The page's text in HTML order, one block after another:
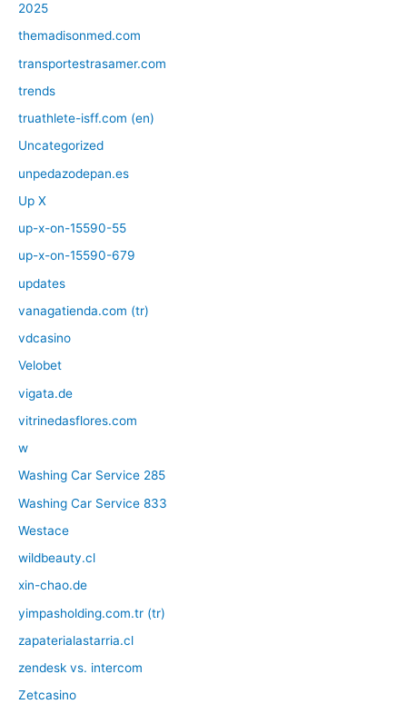
2025
themadisonmed.com
transportestrasamer.com
trends
truathlete-isff.com (en)
Uncategorized
unpedazodepan.es
Up X
up-x-on-15590-55
up-x-on-15590-679
updates
vanagatienda.com (tr)
vdcasino
Velobet
vigata.de
vitrinedasflores.com
w
Washing Car Service 285
Washing Car Service 833
Westace
wildbeauty.cl
xin-chao.de
yimpasholding.com.tr (tr)
zapaterialastarria.cl
zendesk vs. intercom
Zetcasino